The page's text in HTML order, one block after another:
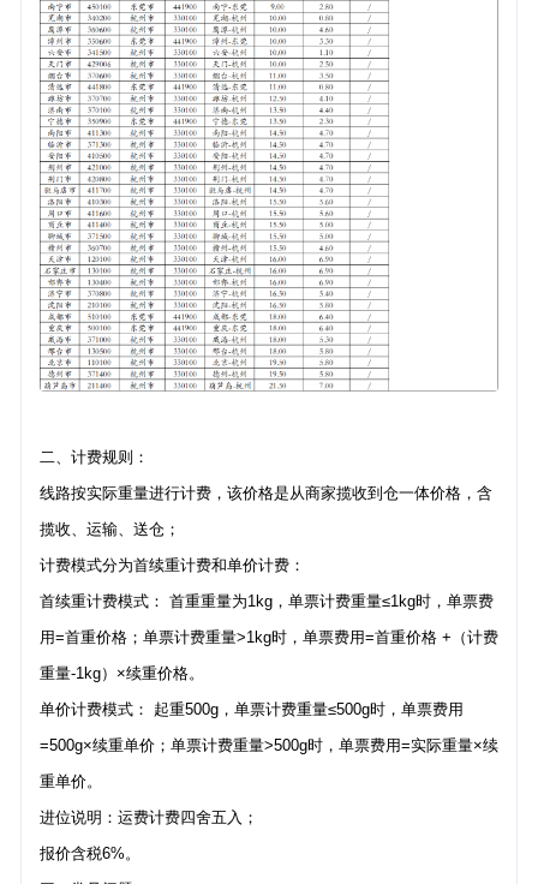
二、计费规则：
线路按实际重量进行计费，该价格是从商家揽收到仓一体价格，含
揽收、运输、送仓；
计费模式分为首续重计费和单价计费：
首续重计费模式： 首重重量为1kg，单票计费重量≤1kg时，单票费
用=首重价格；单票计费重量>1kg时，单票费用=首重价格 +（计费
重量-1kg）×续重价格。
单价计费模式： 起重500g，单票计费重量≤500g时，单票费用
=500g×续重单价；单票计费重量>500g时，单票费用=实际重量×续
重单价。
进位说明：运费计费四舍五入；
报价含税6%。